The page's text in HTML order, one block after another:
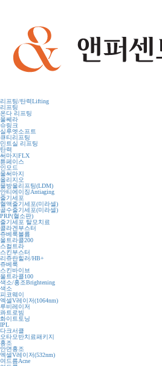
리프팅/탄력Lifting
리프팅
온다 리프팅
울쎄라
슈링크
실루엣소프트
큐티리프팅
민트실 리프팅
탄력
써마지FLX
튠페이스
인모드
울써마지
올리지오
물방울리프팅(LDM)
안티에이징Antiaging
줄기세포
혈액줄기세포(미라셀)
골수줄기세포(미라셀)
PRP(혈소판)
줄기세포 탈모치료
콜라겐부스터
쥬베룩볼륨
울트라콜200
스컬트라
스킨부스터
리쥬란힐러/HB+
쥬베룩
스킨바이브
울트라콜100
색소/홍조Brightening
색소
피코웨이
엑셀V레이저(1064nm)
루비레이저
콰트로빔
화이트토닝
IPL
다크서클
오타모반치료패키지
홍조
안면홍조
엑셀V레이저(532nm)
여드름Acne